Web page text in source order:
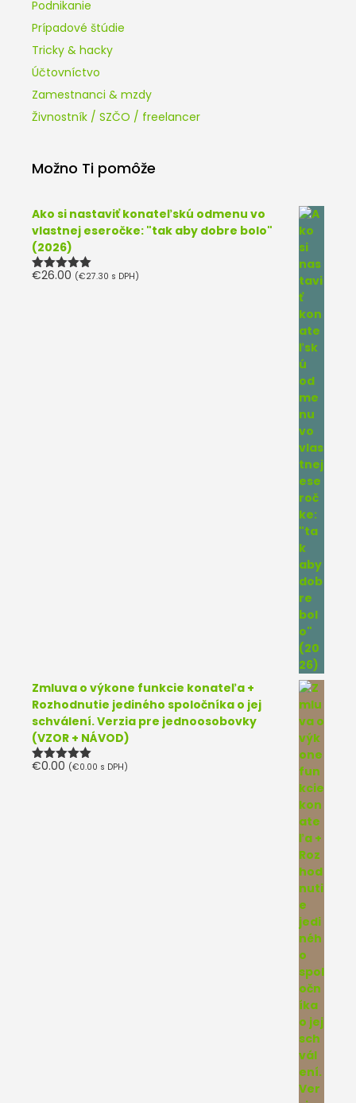
Podnikanie
Prípadové štúdie
Tricky & hacky
Účtovníctvo
Zamestnanci & mzdy
Živnostník / SZČO / freelancer
Možno Ti pomôže
Ako si nastaviť konateľskú odmenu vo
vlastnej eseročke: "tak aby dobre bolo"
(2026)
Hodnotenie
€26.00 (€27.30 s DPH)
Zmluva o výkone funkcie konateľa +
Rozhodnutie jediného spoločníka o jej
schválení. Verzia pre jednoosobovky
(VZOR + NÁVOD)
Hodnotenie
€0.00 (€0.00 s DPH)